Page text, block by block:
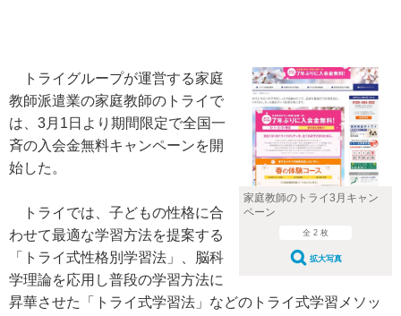
家庭教師のトライ3月キャン
ペーン
全 2 枚
拡大写真
トライグループが運営する家庭
教師派遣業の家庭教師のトライで
は、3月1日より期間限定で全国一
斉の入会金無料キャンペーンを開
始した。
トライでは、子どもの性格に合
わせて最適な学習方法を提案する
「トライ式性格別学習法」、脳科
学理論を応用し普段の学習方法に
昇華させた「トライ式学習法」などのトライ式学習メソッ